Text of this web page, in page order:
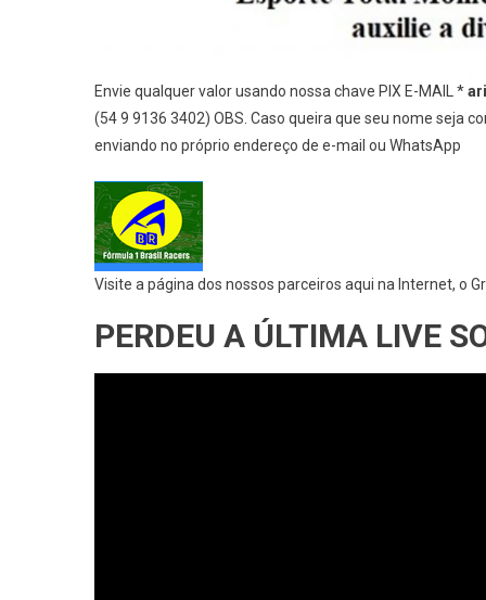
Envie qualquer valor usando nossa chave PIX E-MAIL *
(54 9 9136 3402) OBS. Caso queira que seu nome seja
enviando no próprio endereço de e-mail ou WhatsApp
Visite a página dos nossos parceiros aqui na Internet, o
PERDEU A ÚLTIMA LIVE